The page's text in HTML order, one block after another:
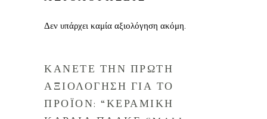
Δεν υπάρχει καμία αξιολόγηση ακόμη.
ΚΑΝΕΤΕ ΤΗΝ ΠΡΩΤΗ
ΑΞΙΟΛΟΓΗΣΗ ΓΙΑ ΤΟ
ΠΡΟΪΟΝ: “ΚΕΡΑΜΙΚΗ